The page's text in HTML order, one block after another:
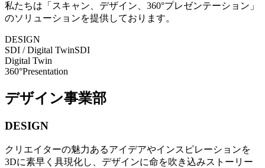
私たちは「スキャン、デザイン、360°プレゼンテーション」
のソリューションを提供しております。
DESIGN
SDI / Digital TwinSDI
Digital Twin
360°Presentation
デザイン事業部
DESIGN
クリエイターの魅力あるアイデアやインスピレーションを
3Dに素早く具現化し、デザインに命を吹き込みストーリー